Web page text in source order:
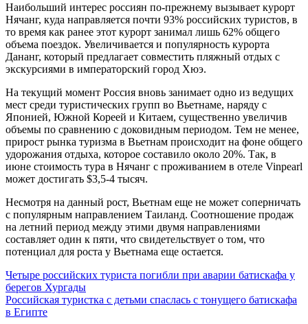
Наибольший интерес россиян по-прежнему вызывает курорт
Нячанг, куда направляется почти 93% российских туристов, в
то время как ранее этот курорт занимал лишь 62% общего
объема поездок. Увеличивается и популярность курорта
Дананг, который предлагает совместить пляжный отдых с
экскурсиями в императорский город Хюэ.
На текущий момент Россия вновь занимает одно из ведущих
мест среди туристических групп во Вьетнаме, наряду с
Японией, Южной Кореей и Китаем, существенно увеличив
объемы по сравнению с доковидным периодом. Тем не менее,
прирост рынка туризма в Вьетнам происходит на фоне общего
удорожания отдыха, которое составило около 20%. Так, в
июне стоимость тура в Нячанг с проживанием в отеле Vinpearl
может достигать $3,5-4 тысяч.
Несмотря на данный рост, Вьетнам еще не может соперничать
с популярным направлением Таиланд. Соотношение продаж
на летний период между этими двумя направлениями
составляет один к пяти, что свидетельствует о том, что
потенциал для роста у Вьетнама еще остается.
Навигация
по
записям
Четыре российских туриста погибли при аварии батискафа у
берегов Хургады
Российская туристка с детьми спаслась с тонущего батискафа
в Египте